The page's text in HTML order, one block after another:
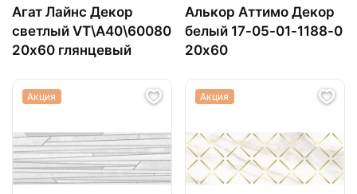
Агат Лайнс Декор
светлый VT\A40\60080
20х60 глянцевый
Алькор Аттимо Декор
белый 17-05-01-1188-0
20х60
Акция Акция